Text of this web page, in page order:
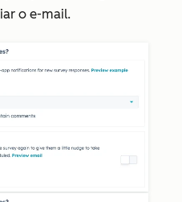
o e-mail.